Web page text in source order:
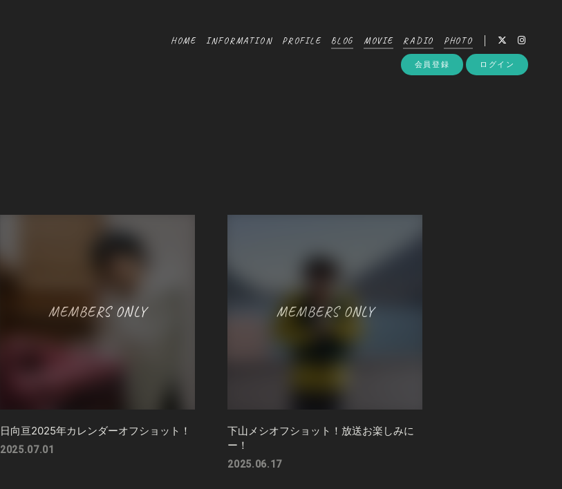
HOME INFORMATION PROFILE BLOG MOVIE RADIO PHOTO
会員登録 ログイン
日向亘2025年カレンダーオフショット！
2025.07.01
下山メシオフショット！放送お楽しみに
ー！
2025.06.17